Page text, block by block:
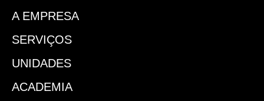
A EMPRESA
SERVIÇOS
UNIDADES
ACADEMIA